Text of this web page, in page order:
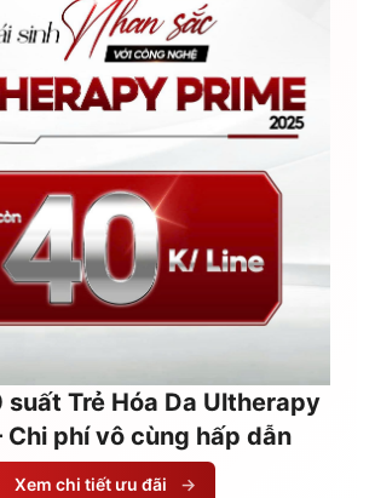
suất Trẻ Hóa Da Ultherapy
Chi phí vô cùng hấp dẫn
Xem chi tiết ưu đãi →